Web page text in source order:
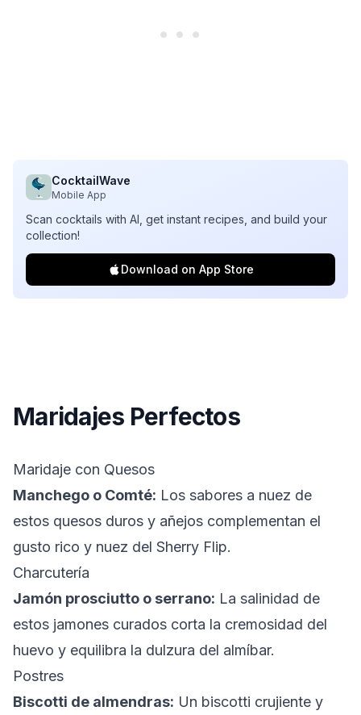
CocktailWave
Mobile App
Scan cocktails with AI, get instant recipes, and build your
collection!
Download on App Store
Maridajes Perfectos
Maridaje con Quesos
Manchego o Comté: Los sabores a nuez de
estos quesos duros y añejos complementan el
gusto rico y nuez del Sherry Flip.
Charcutería
Jamón prosciutto o serrano: La salinidad de
estos jamones curados corta la cremosidad del
huevo y equilibra la dulzura del almíbar.
Postres
Biscotti de almendras: Un biscotti crujiente y